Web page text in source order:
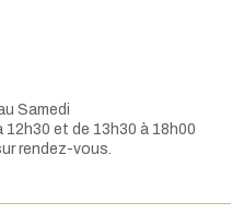
Samedi
12h30 et de 13h30 à 18h00
rendez-vous.